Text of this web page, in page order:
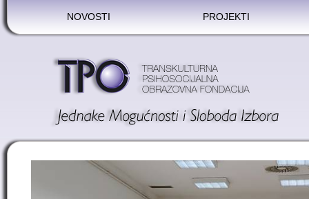
NOVOSTI PROJEKTI